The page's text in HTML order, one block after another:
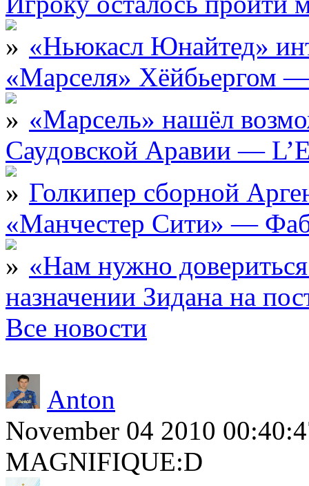
«Ньюкасл Юнайтед»
«Марселя» Хёйбьергом
«Марсель» нашёл
Саудовской Аравии —
Голкипер сборной
«Манчестер Сити» —
«Нам нужно
назначении Зидана на
Все новости
Anton
November 04 2010
MAGNIFIQUE:D